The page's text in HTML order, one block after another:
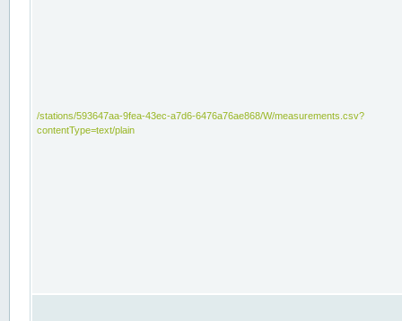
/stations/593647aa-9fea-43ec-a7d6-6476a76ae868/W/measurements.csv?
contentType=text/plain